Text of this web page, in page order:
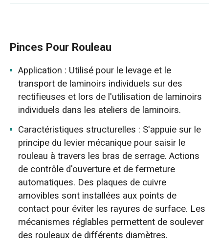
Pinces Pour Rouleau
Application : Utilisé pour le levage et le
transport de laminoirs individuels sur des
rectifieuses et lors de l'utilisation de laminoirs
individuels dans les ateliers de laminoirs.
Caractéristiques structurelles : S'appuie sur le
principe du levier mécanique pour saisir le
rouleau à travers les bras de serrage. Actions
de contrôle d'ouverture et de fermeture
automatiques. Des plaques de cuivre
amovibles sont installées aux points de
contact pour éviter les rayures de surface. Les
mécanismes réglables permettent de soulever
des rouleaux de différents diamètres.